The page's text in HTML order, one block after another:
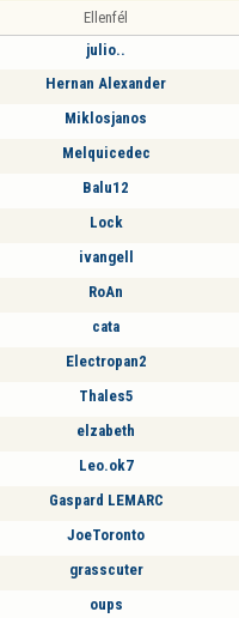
Ellenfél
julio..
Hernan Alexander
Miklosjanos
Melquicedec
Balu12
Lock
ivangell
RoAn
cata
Electropan2
Thales5
elzabeth
Leo.ok7
Gaspard LEMARC
JoeToronto
grasscuter
oups